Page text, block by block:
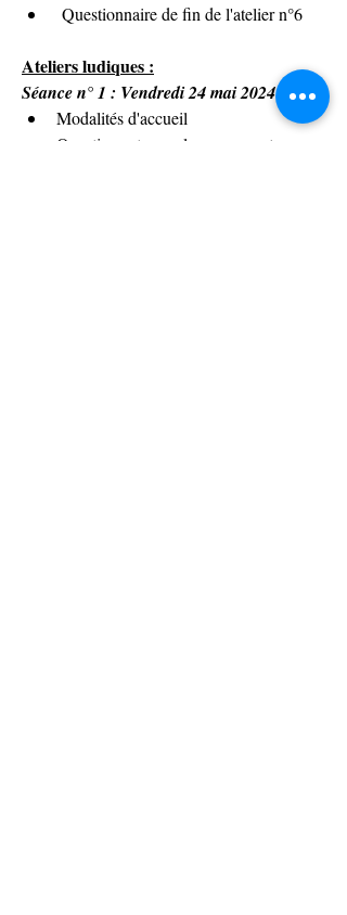
Questionnaire de fin de l'atelier n°6
Ateliers ludiques :
Séance n° 1 : Vendredi 24 mai 2024
Modalités d'accueil
Questions et rappels concernant